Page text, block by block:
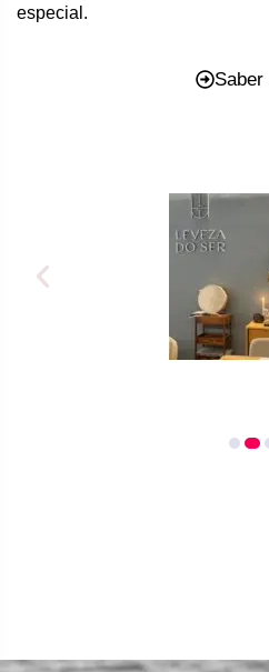
especial.
Saber